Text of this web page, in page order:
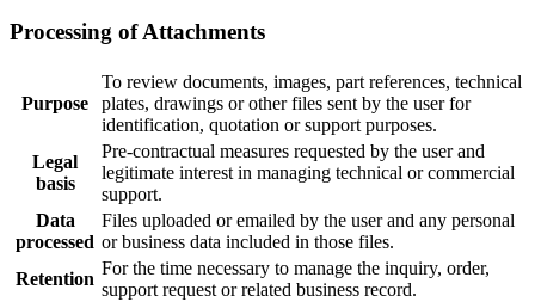
Processing of Attachments
Purpose
To review documents, images, part references, technical
plates, drawings or other files sent by the user for
identification, quotation or support purposes.
Legal
basis
Pre-contractual measures requested by the user and
legitimate interest in managing technical or commercial
support.
Data
processed
Files uploaded or emailed by the user and any personal
or business data included in those files.
Retention
For the time necessary to manage the inquiry, order,
support request or related business record.